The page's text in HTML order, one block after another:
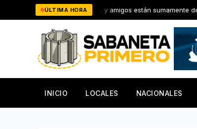
al
ÚLTIMA HORA
familiares y amigos están sumamente desesperados
INICIO LOCALES NACIONALES